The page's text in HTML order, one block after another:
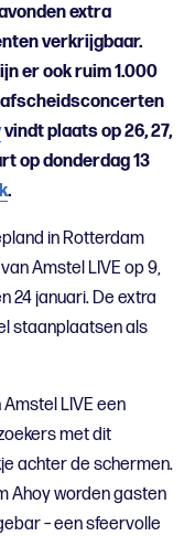
extra
verkrijgbaar.
er ook ruim 1.000
vindt plaats op 26, 27,
op donderdag 13
.
in Rotterdam
Amstel LIVE op 9,
en 24 januari. De extra
staanplaatsen als
LIVE een
met dit
achter de schermen.
Ahoy worden gasten
– een sfeervolle